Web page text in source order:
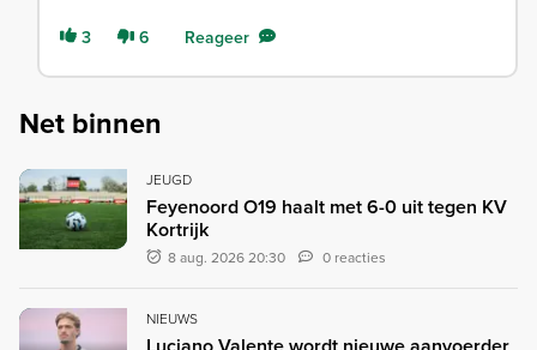
3 6 Reageer
Net binnen
JEUGD
Feyenoord O19 haalt met 6-0 uit tegen KV
Kortrijk
8 aug. 2026 20:30 0 reacties
NIEUWS